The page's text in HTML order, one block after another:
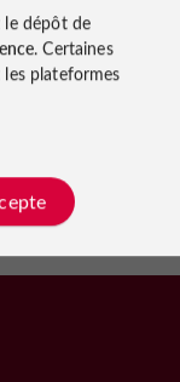
09/2026 52 m
le dépôt de
. Certaines
plateformes